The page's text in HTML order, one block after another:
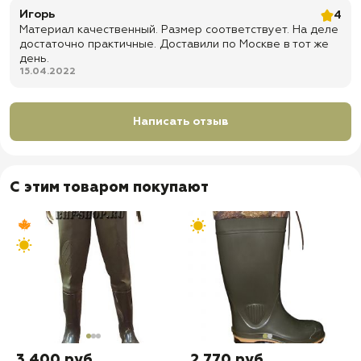
Игорь
4
Материал качественный. Размер соответствует. На деле
достаточно практичные. Доставили по Москве в тот же
день.
15.04.2022
Написать отзыв
С этим товаром покупают